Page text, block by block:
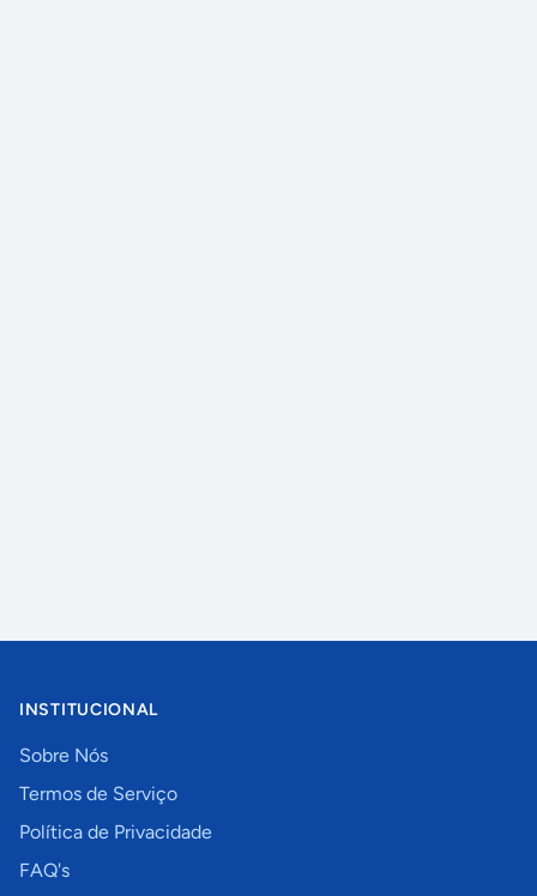
INSTITUCIONAL
Sobre Nós
Termos de Serviço
Política de Privacidade
FAQ's